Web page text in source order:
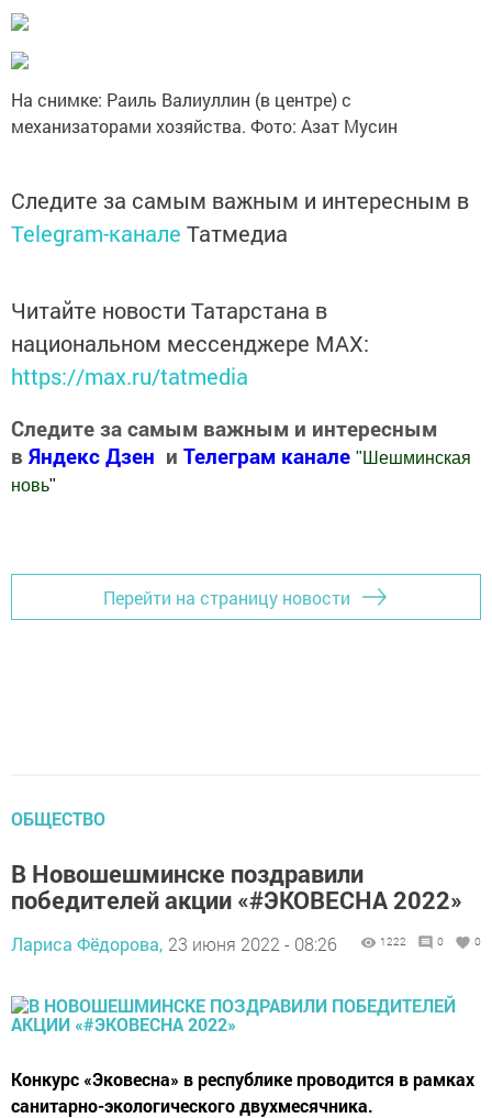
На снимке: Раиль Валиуллин (в центре) с
механизаторами хозяйства. Фото: Азат Мусин
Следите за самым важным и интересным в
Telegram-канале Татмедиа
Читайте новости Татарстана в
национальном мессенджере MАХ:
https://max.ru/tatmedia
Следите за самым важным и интересным
в Яндекс Дзен и Телеграм канале " Шешминская
новь"
Перейти на страницу новости
ОБЩЕСТВО
В Новошешминске поздравили
победителей акции «#ЭКОВЕСНА 2022»
Лариса Фёдорова, 23 июня 2022 - 08:26 1222 0 0
Конкурс «Эковесна» в республике проводится в рамках
санитарно-экологического двухмесячника.